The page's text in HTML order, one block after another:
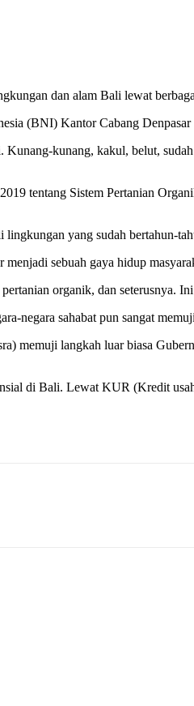
dan alam Bali lewat
(BNI) Kantor Cabang
kunang, kakul, belut,
tentang Sistem Pertanian
yang sudah bertahun-
sebuah gaya hidup
organik, dan seterusnya.
negara sahabat pun sangat
memuji langkah luar biasa
di Bali. Lewat KUR (Kredit